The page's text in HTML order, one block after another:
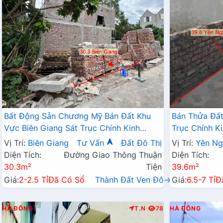
Bất Động Sản Chương Mỹ Bán Đất Khu
Vực Biên Giang Sát Trục Chính Kinh
Doanh Cách QL6A Đang Mở Rộng Chỉ Vài
Trăm Mét
Vị Trí: Biên Giang Tư Vấn
Đất Đô Thị
Diện Tích:
30.3m²
Đường Giao Thông Thuận
Tiện
Giá:2-2.5 TỉĐã Có Sổ Thành Đất Ven Đô→
Bán Thửa
Trục Chính
Đô Thị Đô
Vị Trí: Yên
Diện Tích:
39.6m²
Giá:6.5-7 Tỉ
HÀ ĐÔNG T.N 78 HÀ ĐÔNG